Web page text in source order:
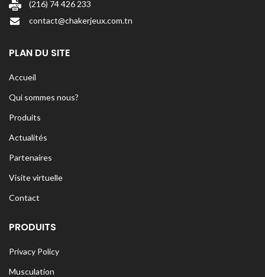
(216) 74 426 233
contact@chakerjeux.com.tn
PLAN DU SITE
Accueil
Qui sommes nous?
Produits
Actualités
Partenaires
Visite virtuelle
Contact
PRODUITS
Privacy Policy
Musculation